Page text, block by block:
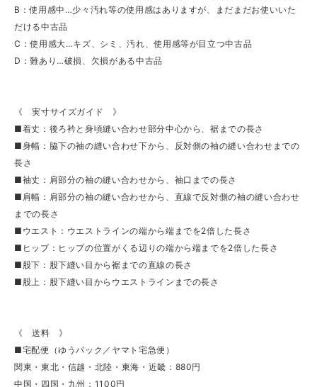
B：使用感中…少々汚れ等の使用感はありますが、まだまだお使いいた
だける中古品
C：使用感大…キズ、シミ、汚れ、使用感等が目立つ中古品
D：難あり…破損、欠損がある中古品
《 実寸サイズガイド 》
■着丈：後ろ衿と身頃縫い合わせ部分中心から、裾までの長さ
■身幅：脇下の袖の縫い合わせ下から、反対側の袖の縫い合わせまでの
長さ
■袖丈：肩部分の袖の縫い合わせから、袖口までの長さ
■肩幅：肩部分の袖の縫い合わせから、直線で反対側の袖の縫い合わせ
までの長さ
■ウエスト：ウエストラインの端から端までを2倍した長さ
■ヒップ：ヒップの位置がくる辺りの端から端までを2倍した長さ
■股下：股下縫い目から裾までの直線の長さ
■股上：股下縫い目からウエストラインまでの長さ
《 送料 》
■宅配便（ゆうパック／ヤマト宅急便）
関東・東北・信越・北陸・東海・近畿：880円
中国・四国・九州：1100円